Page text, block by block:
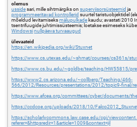
olemus
ussidesari, mille sihtmärgiks onsuperviisorsüsteemid ja
programmeeritavad kontrollerid suurtel taristuobjektidel
mõeldud levitamiseksmälupulkade kaudu; avastati 2010
tsentrifuugide juhtimissüsteemis; loetakse esimeseks
Windowsinullpäeva turvaaugud
ülevaateid
https://en.wikipedia.org/wiki/Stuxnet
https://www.cs.utexas.edu/~shmat/courses/cs361s/
https://www.cs.bu.edu/~goldbe/teaching/HW55815/
https://www2.cs.arizona.edu/~collberg/Teaching/466-
566/2012/Resources/presentations/2012/topic9-final/
https://www.afcea.org/committees/cyber/documents/
https://ccdcoe.org/uploads/2018/10/
https://scholarlycommons.law.case.edu/cgi/
referer=&httpsredir=1&article=1009&context=jil